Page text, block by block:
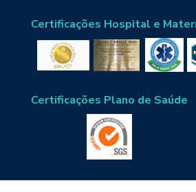
Certificações Hospital e
Certificações Plano de Saúde